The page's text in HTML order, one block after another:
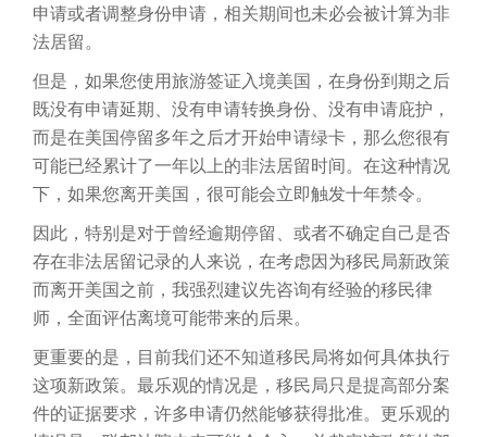
申请或者调整身份申请，相关期间也未必会被计算为非
法居留。
但是，如果您使用旅游签证入境美国，在身份到期之后
既没有申请延期、没有申请转换身份、没有申请庇护，
而是在美国停留多年之后才开始申请绿卡，那么您很有
可能已经累计了一年以上的非法居留时间。在这种情况
下，如果您离开美国，很可能会立即触发十年禁令。
因此，特别是对于曾经逾期停留、或者不确定自己是否
存在非法居留记录的人来说，在考虑因为移民局新政策
而离开美国之前，我强烈建议先咨询有经验的移民律
师，全面评估离境可能带来的后果。
更重要的是，目前我们还不知道移民局将如何具体执行
这项新政策。最乐观的情况是，移民局只是提高部分案
件的证据要求，许多申请仍然能够获得批准。更乐观的